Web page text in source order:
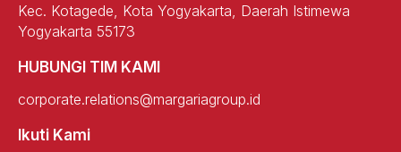
Kec. Kotagede, Kota Yogyakarta, Daerah Istimewa
Yogyakarta 55173
HUBUNGI TIM KAMI
corporate.relations@margariagroup.id
Ikuti Kami